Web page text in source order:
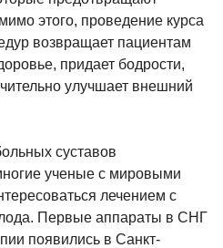
этого, проведение курса
возвращает пациентам
придает бодрости,
улучшает внешний
суставов
ученые с мировыми
лечением с
Первые аппараты в СНГ
появились в Санкт-